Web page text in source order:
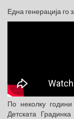
Една генерација го
По неколку
Детската